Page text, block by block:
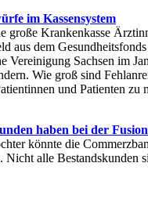
im Kassensystem
große Krankenkasse
aus dem
Vereinigung Sachsen im
Wie groß sind
und Patienten zu
haben bei der
könnte die
Nicht alle Bestandskunden